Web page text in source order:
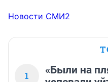
Новости СМИ2
1
«Были на